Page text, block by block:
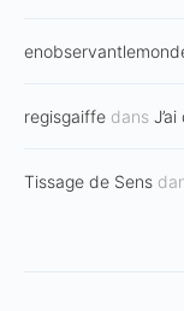
regisgaiffe dans
Tissage de Sens